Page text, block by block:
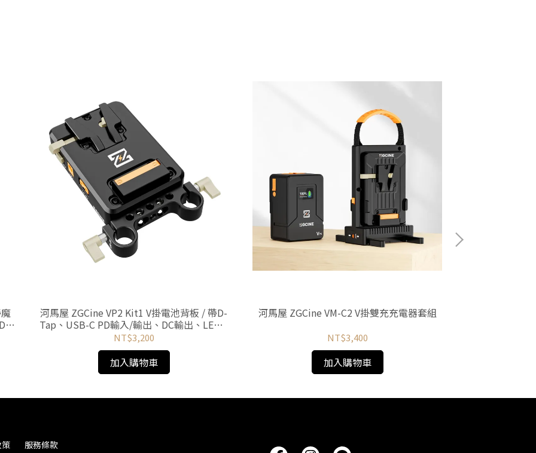
河馬屋 ZGCine VP2 Kit1 V掛電池背板 / 帶D-
Tap、USB-C PD輸入/輸出、DC輸出、LEMO
接口
NT$3,200
加入購物車
河馬屋 ZGCine VM-C2 V掛雙充充電器套組
NT$3,400
加入購物車
服務條款